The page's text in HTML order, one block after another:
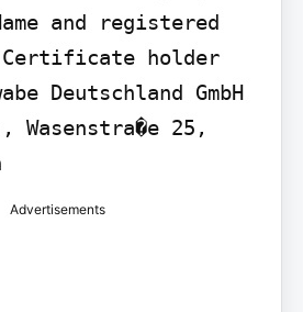
and registered
holder
Deutschland GmbH
25,
Advertisements